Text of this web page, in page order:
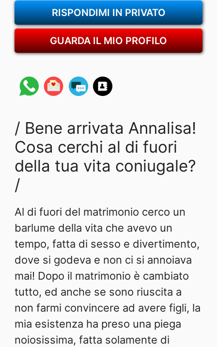
RISPONDIMI IN PRIVATO
GUARDA IL MIO PROFILO
/ Bene arrivata Annalisa!
Cosa cerchi al di fuori
della tua vita coniugale?
/
Al di fuori del matrimonio cerco un
barlume della vita che avevo un
tempo, fatta di sesso e divertimento,
dove si godeva e non ci si annoiava
mai! Dopo il matrimonio è cambiato
tutto, ed anche se sono riuscita a
non farmi convincere ad avere figli, la
mia esistenza ha preso una piega
noiosissima, fatta solamente di